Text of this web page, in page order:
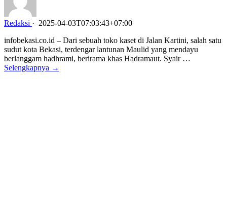
Redaksi · 2025-04-03T07:03:43+07:00
infobekasi.co.id – Dari sebuah toko kaset di Jalan Kartini, salah satu
sudut kota Bekasi, terdengar lantunan Maulid yang mendayu
berlanggam hadhrami, berirama khas Hadramaut. Syair …
Selengkapnya →